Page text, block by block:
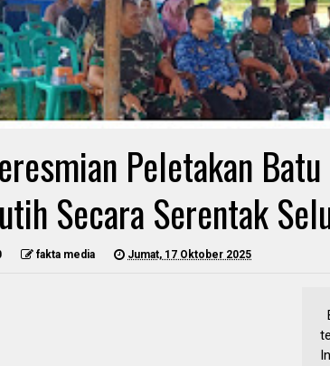
Peletakan
Secara Serentak
fakta media Jumat, 17 Oktober 2025